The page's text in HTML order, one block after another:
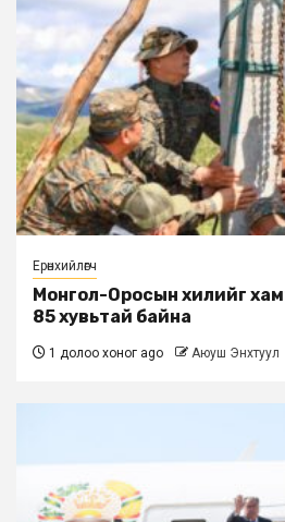
Ерөнхийлөгч
Монгол-Оросын хилийг
85 хувьтай байна
1 долоо хоног ago Аюуш Энхтуул